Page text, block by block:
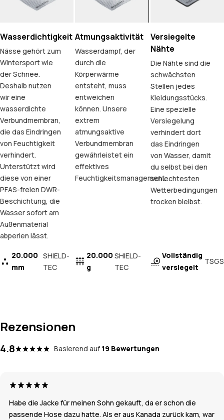
Wasserdichtigkeit
Nässe gehört zum
Wintersport wie
der Schnee.
Deshalb nutzen
wir eine
wasserdichte
Verbundmembran,
die das Eindringen
von Feuchtigkeit
verhindert.
Unterstützt wird
diese von einer
PFAS-freien DWR-
Beschichtung, die
Wasser sofort am
Außenmaterial
abperlen lässt.
20.000
mm
SHIELD-
TEC
Atmungsaktivität
Wasserdampf, der
durch die
Körperwärme
entsteht, muss
entweichen
können. Unsere
extrem
atmungsaktive
Verbundmembran
gewährleistet ein
effektives
Feuchtigkeitsmanagement.
20.000
g
SHIELD-
TEC
Versiegelte
Nähte
Die Nähte sind die
schwächsten
Stellen jedes
Kleidungsstücks.
Eine spezielle
Versiegelung
verhindert dort
das Eindringen
von Wasser, damit
du selbst bei den
schlechtesten
Wetterbedingungen
trocken bleibst.
Vollständig
versiegelt
TSGS
Rezensionen
4.8 Basierend auf 19 Bewertungen
Habe die Jacke für meinen Sohn gekauft, da er schon die
passende Hose dazu hatte. Als er aus Kanada zurück kam, war